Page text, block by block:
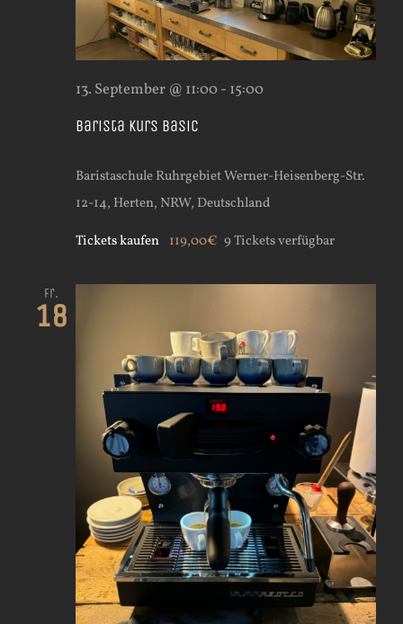
Barista Kurs Basic
13. September @ 11:00- 15:00
Baristaschule RuhrgebietWerner-Heisenberg-Str.
12-14, Herten, NRW, Deutschland
Tickets kaufen 119,00€ 9 Tickets verfügbar
Fr.
18